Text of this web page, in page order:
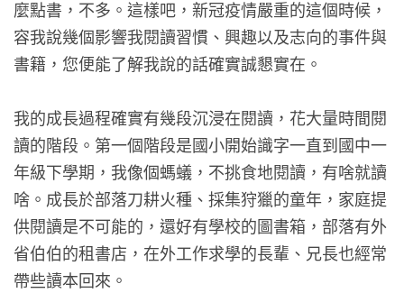
麼點書，不多。這樣吧，新冠疫情嚴重的這個時候，
容我說幾個影響我閱讀習慣、興趣以及志向的事件與
書籍，您便能了解我說的話確實誠懇實在。
我的成長過程確實有幾段沉浸在閱讀，花大量時間閱
讀的階段。第一個階段是國小開始識字一直到國中一
年級下學期，我像個螞蟻，不挑食地閱讀，有啥就讀
啥。成長於部落刀耕火種、採集狩獵的童年，家庭提
供閱讀是不可能的，還好有學校的圖書箱，部落有外
省伯伯的租書店，在外工作求學的長輩、兄長也經常
帶些讀本回來。